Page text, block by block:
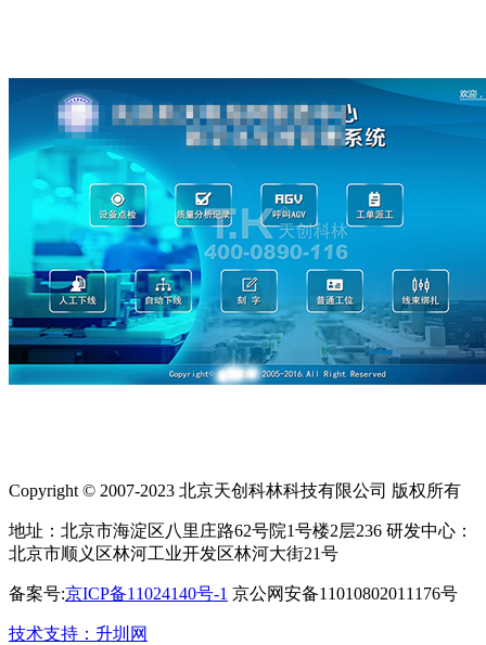
Copyright © 2007-2023 北京天创科林科技有限公司 版权所有
地址：北京市海淀区八里庄路62号院1号楼2层236 研发中心：
北京市顺义区林河工业开发区林河大街21号
备案号:京ICP备11024140号-1 京公网安备11010802011176号
技术支持：升圳网